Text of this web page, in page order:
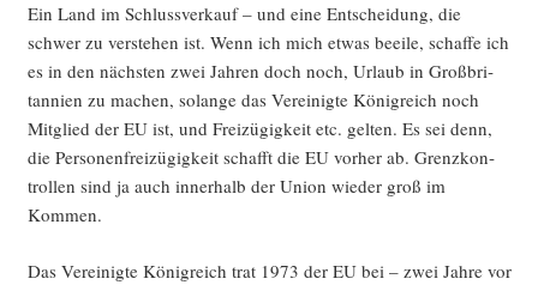
Ein Land im Schluss­ver­kauf – und eine Ent­schei­dung, die
schwer zu ver­ste­hen ist. Wenn ich mich etwas beei­le, schaf­fe ich
es in den nächs­ten zwei Jah­ren doch noch, Urlaub in Groß­bri­
tan­ni­en zu machen, solan­ge das Ver­ei­nig­te König­reich noch
Mit­glied der EU ist, und Frei­zü­gig­keit etc. gel­ten. Es sei denn,
die Per­so­nen­frei­zü­gig­keit schafft die EU vor­her ab. Grenz­kon­
trol­len sind ja auch inner­halb der Uni­on wie­der groß im
Kommen.
Das Ver­ei­nig­te König­reich trat 1973 der EU bei – zwei Jah­re vor